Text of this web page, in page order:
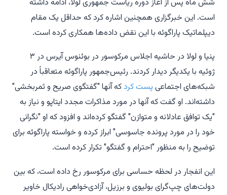
شش ماه پس از آغاز دوره ریاست جمهوری لولا، ادامه داشته
است. این خبرگزاری همچنین اشاره کرد که حداقل یک مقام
دیپلماتیک پاراگوئه با این نقض داده‌ها همکاری کرده است.
پنیا و لولا در حاشیه اجلاس مرکوسور در بوئنوس آیرس در ۳
ژوئیه با یکدیگر دیدار کردند. رئیس‌جمهور پاراگوئه متعاقباً در
شبکه‌های اجتماعی پست کردکه آنها "گفتگوی صریح و ثمربخشی"
داشته‌اند. او گفت که آنها در مورد مذاکرات مجدد ایتاپو و نیاز به
"یک توافق عادلانه و متوازن" گفتگو کرده‌اند و افزود که او "نگرانی
خود را در مورد پرونده جاسوسی" ابراز کرده و خواسته پاراگوئه برای
توضیح را به منظور "احترام و گفتگو" تکرار کرده است.
این انفجار در لحظه حساسی برای مرکوسور رخ داده است، که بین
دولت‌های چپ‌گرای بولیوی و برزیل، آزادی‌خواهی رادیکال خاویر